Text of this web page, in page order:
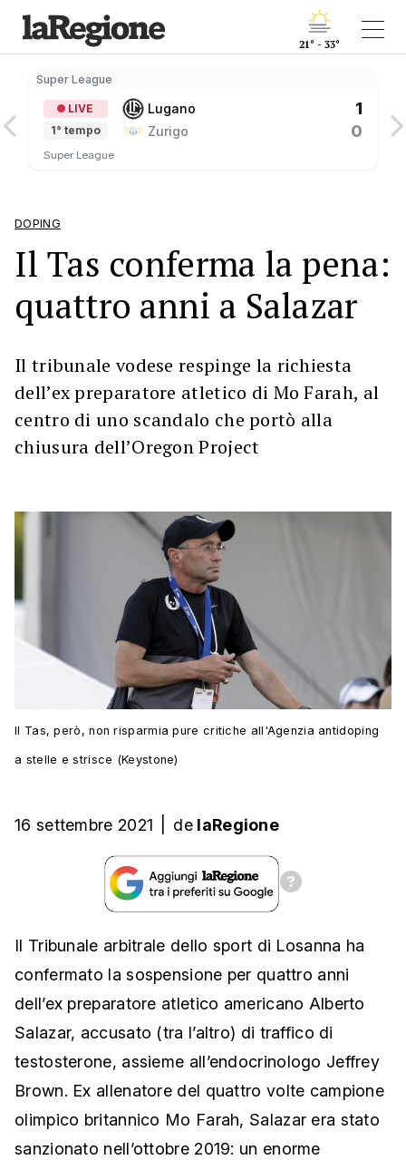
21° - 33°
Super League
LIVE
1° tempo
Lugano 1
Zurigo 0
Super League
DOPING
Il Tas conferma la pena:
quattro anni a Salazar
Il tribunale vodese respinge la richiesta
dell’ex preparatore atletico di Mo Farah, al
centro di uno scandalo che portò alla
chiusura dell’Oregon Project
Il Tas, però, non risparmia pure critiche all'Agenzia antidoping
a stelle e strisce (Keystone)
16 settembre 2021 de laRegione
Il Tribunale arbitrale dello sport di Losanna ha
confermato la sospensione per quattro anni
dell’ex preparatore atletico americano Alberto
Salazar, accusato (tra l’altro) di traffico di
testosterone, assieme all’endocrinologo Jeffrey
Brown. Ex allenatore del quattro volte campione
olimpico britannico Mo Farah, Salazar era stato
sanzionato nell’ottobre 2019: un enorme